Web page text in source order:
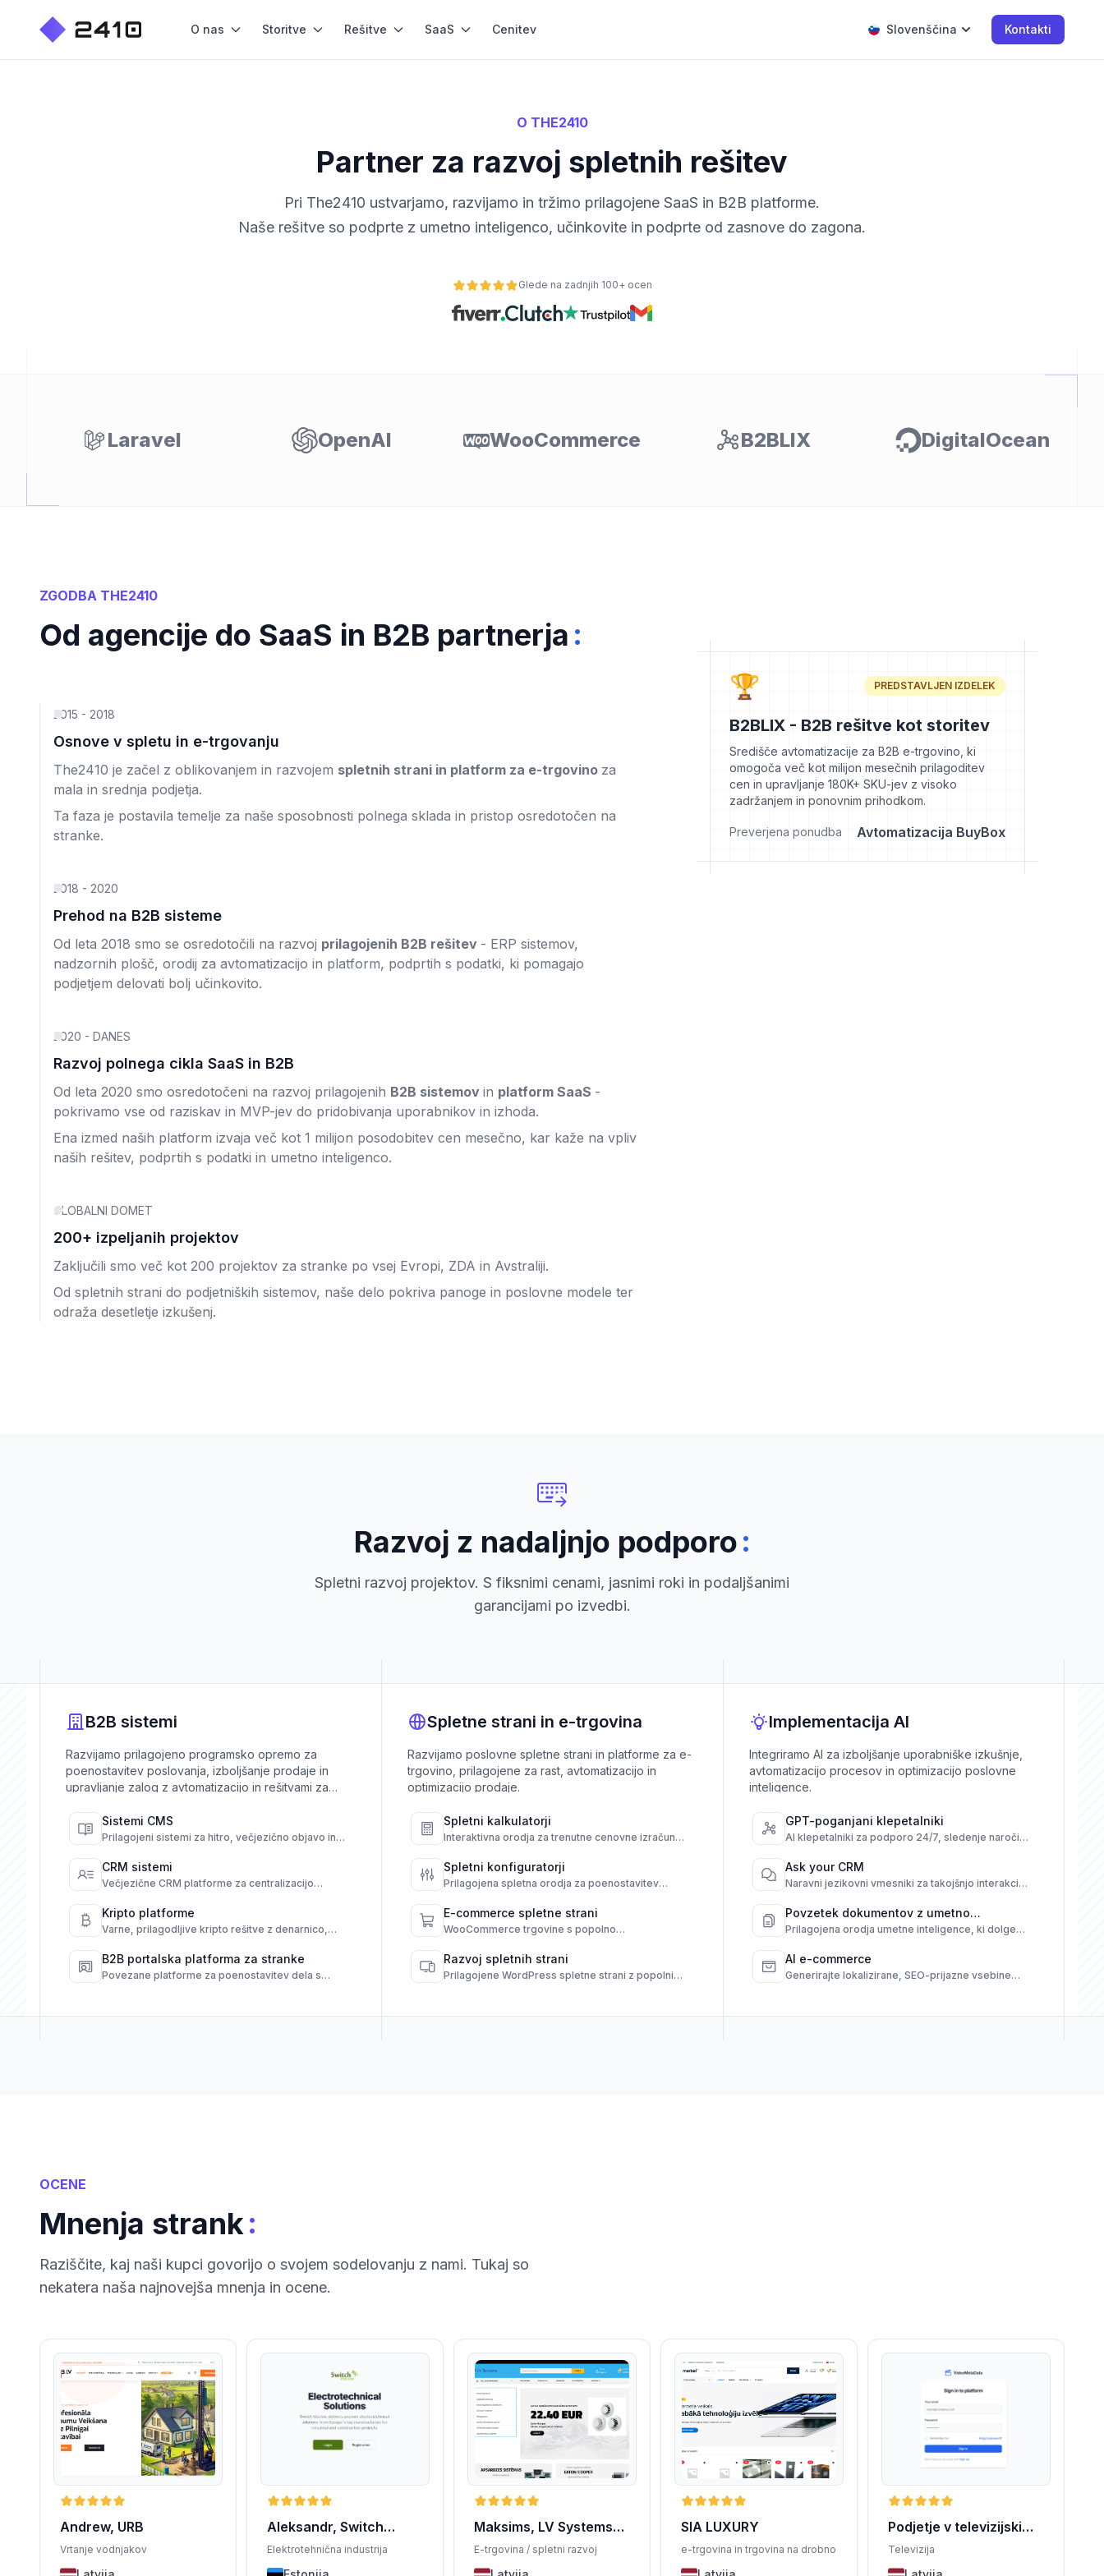
O nas Storitve Rešitve SaaS Cenitev Slovenščina Kontakti
O THE2410
Partner za razvoj spletnih rešitev
Pri The2410 ustvarjamo, razvijamo in tržimo prilagojene SaaS in B2B platforme.
Naše rešitve so podprte z umetno inteligenco, učinkovite in podprte od zasnove do zagona.
Glede na zadnjih 100+ ocen
Laravel OpenAI WooCommerce B2BLIX DigitalOcean
ZGODBA THE2410
Od agencije do SaaS in B2B partnerja :
2015 - 2018
Osnove v spletu in e-trgovanju
The2410 je začel z oblikovanjem in razvojem spletnih strani in platform za e-trgovino za
mala in srednja podjetja.
Ta faza je postavila temelje za naše sposobnosti polnega sklada in pristop osredotočen na
stranke.
2018 - 2020
Prehod na B2B sisteme
Od leta 2018 smo se osredotočili na razvoj prilagojenih B2B rešitev - ERP sistemov,
nadzornih plošč, orodij za avtomatizacijo in platform, podprtih s podatki, ki pomagajo
podjetjem delovati bolj učinkovito.
2020 - DANES
Razvoj polnega cikla SaaS in B2B
Od leta 2020 smo osredotočeni na razvoj prilagojenih B2B sistemov in platform SaaS -
pokrivamo vse od raziskav in MVP-jev do pridobivanja uporabnikov in izhoda.
Ena izmed naših platform izvaja več kot 1 milijon posodobitev cen mesečno, kar kaže na vpliv
naših rešitev, podprtih s podatki in umetno inteligenco.
GLOBALNI DOMET
200+ izpeljanih projektov
Zaključili smo več kot 200 projektov za stranke po vsej Evropi, ZDA in Avstraliji.
Od spletnih strani do podjetniških sistemov, naše delo pokriva panoge in poslovne modele ter
odraža desetletje izkušenj.
🏆 PREDSTAVLJEN IZDELEK
B2BLIX - B2B rešitve kot storitev
Središče avtomatizacije za B2B e-trgovino, ki
omogoča več kot milijon mesečnih prilagoditev
cen in upravljanje 180K+ SKU-jev z visoko
zadržanjem in ponovnim prihodkom.
Preverjena ponudba Avtomatizacija BuyBox
Razvoj z nadaljnjo podporo:
Spletni razvoj projektov. S fiksnimi cenami, jasnimi roki in podaljšanimi
garancijami po izvedbi.
B2B sistemi
Razvijamo prilagojeno programsko opremo za
poenostavitev poslovanja, izboljšanje prodaje in
upravljanje zalog z avtomatizacijo in rešitvami za
Sistemi CMS
Prilagojeni sistemi za hitro, večjezično objavo in
CRM sistemi
Večjezične CRM platforme za centralizacijo
Kripto platforme
Varne, prilagodljive kripto rešitve z denarnico,
B2B portalska platforma za stranke
Povezane platforme za poenostavitev dela s
Spletne strani in e-trgovina
Razvijamo poslovne spletne strani in platforme za e-
trgovino, prilagojene za rast, avtomatizacijo in
optimizacijo prodaje.
Spletni kalkulatorji
Interaktivna orodja za trenutne cenovne izračune,
Spletni konfiguratorji
Prilagojena spletna orodja za poenostavitev
E-commerce spletne strani
WooCommerce trgovine s popolno
Razvoj spletnih strani
Prilagojene WordPress spletne strani z popolnim
Implementacija AI
Integriramo AI za izboljšanje uporabniške izkušnje,
avtomatizacijo procesov in optimizacijo poslovne
inteligence.
GPT-poganjani klepetalniki
AI klepetalniki za podporo 24/7, sledenje naročil
Ask your CRM
Naravni jezikovni vmesniki za takojšnjo interakcijo
Povzetek dokumentov z umetno
inteligenco
Prilagojena orodja umetne inteligence, ki dolge
AI e-commerce
Generirajte lokalizirane, SEO-prijazne vsebine
OCENE
Mnenja strank:
Raziščite, kaj naši kupci govorijo o svojem sodelovanju z nami. Tukaj so
nekatera naša najnovejša mnenja in ocene.
Andrew, URB
Vrtanje vodnjakov
Aleksandr, Switch
Electric OÜ
Elektrotehnična industrija
Maksims, LV Systems
SIA
E-trgovina / spletni razvoj
SIA LUXURY
e-trgovina in trgovina na drobno
Podjetje v televizijski
industriji, Latvija
Televizija